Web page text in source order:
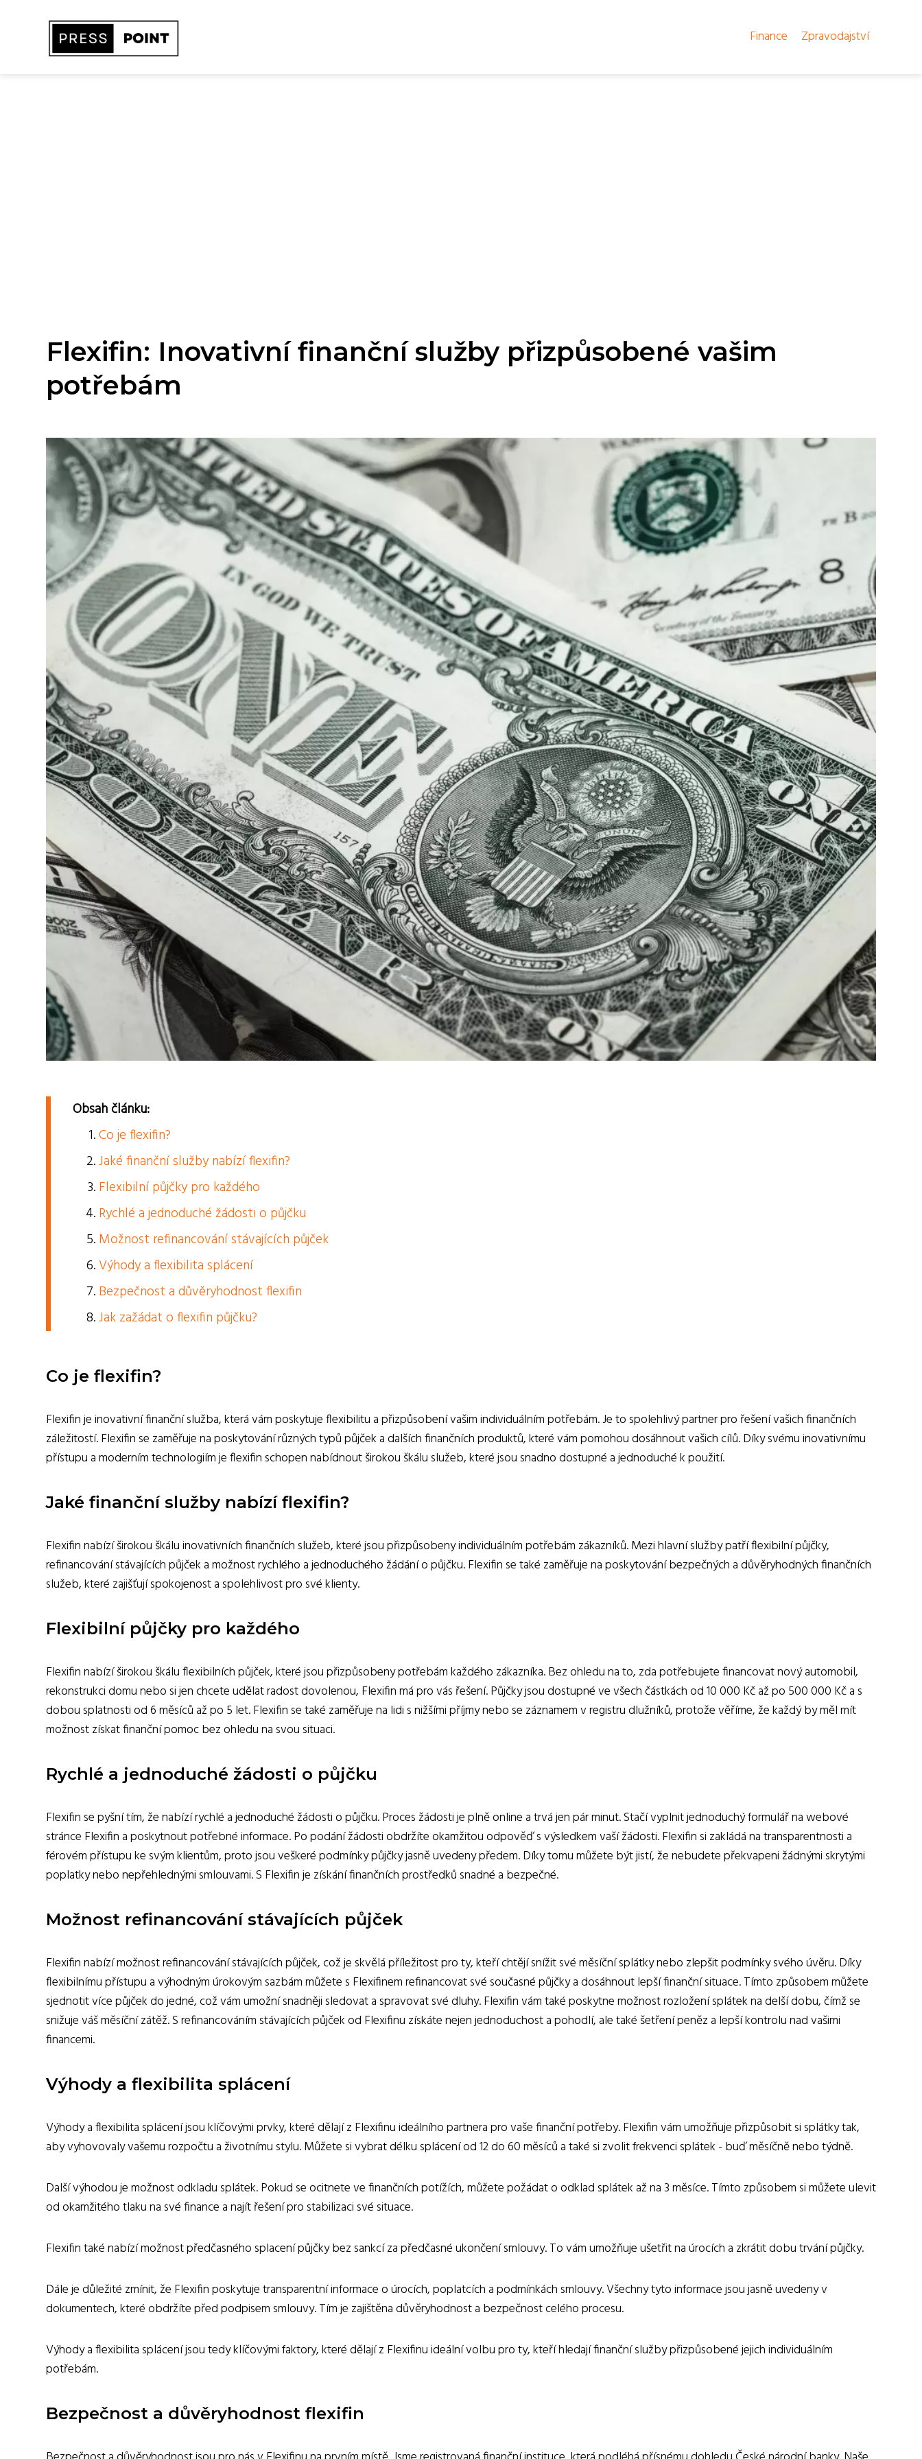
Finance Zpravodajství
Flexifin: Inovativní finanční služby přizpůsobené vašim
potřebám
Obsah článku:
Co je flexifin?
Jaké finanční služby nabízí flexifin?
Flexibilní půjčky pro každého
Rychlé a jednoduché žádosti o půjčku
Možnost refinancování stávajících půjček
Výhody a flexibilita splácení
Bezpečnost a důvěryhodnost flexifin
Jak zažádat o flexifin půjčku?
Co je flexifin?
Flexifin je inovativní finanční služba, která vám poskytuje flexibilitu a přizpůsobení vašim individuálním potřebám. Je to spolehlivý partner pro řešení vašich finančních
záležitostí. Flexifin se zaměřuje na poskytování různých typů půjček a dalších finančních produktů, které vám pomohou dosáhnout vašich cílů. Díky svému inovativnímu
přístupu a moderním technologiím je flexifin schopen nabídnout širokou škálu služeb, které jsou snadno dostupné a jednoduché k použití.
Jaké finanční služby nabízí flexifin?
Flexifin nabízí širokou škálu inovativních finančních služeb, které jsou přizpůsobeny individuálním potřebám zákazníků. Mezi hlavní služby patří flexibilní půjčky,
refinancování stávajících půjček a možnost rychlého a jednoduchého žádání o půjčku. Flexifin se také zaměřuje na poskytování bezpečných a důvěryhodných finančních
služeb, které zajišťují spokojenost a spolehlivost pro své klienty.
Flexibilní půjčky pro každého
Flexifin nabízí širokou škálu flexibilních půjček, které jsou přizpůsobeny potřebám každého zákazníka. Bez ohledu na to, zda potřebujete financovat nový automobil,
rekonstrukci domu nebo si jen chcete udělat radost dovolenou, Flexifin má pro vás řešení. Půjčky jsou dostupné ve všech částkách od 10 000 Kč až po 500 000 Kč a s
dobou splatnosti od 6 měsíců až po 5 let. Flexifin se také zaměřuje na lidi s nižšími příjmy nebo se záznamem v registru dlužníků, protože věříme, že každý by měl mít
možnost získat finanční pomoc bez ohledu na svou situaci.
Rychlé a jednoduché žádosti o půjčku
Flexifin se pyšní tím, že nabízí rychlé a jednoduché žádosti o půjčku. Proces žádosti je plně online a trvá jen pár minut. Stačí vyplnit jednoduchý formulář na webové
stránce Flexifin a poskytnout potřebné informace. Po podání žádosti obdržíte okamžitou odpověď s výsledkem vaší žádosti. Flexifin si zakládá na transparentnosti a
férovém přístupu ke svým klientům, proto jsou veškeré podmínky půjčky jasně uvedeny předem. Díky tomu můžete být jistí, že nebudete překvapeni žádnými skrytými
poplatky nebo nepřehlednými smlouvami. S Flexifin je získání finančních prostředků snadné a bezpečné.
Možnost refinancování stávajících půjček
Flexifin nabízí možnost refinancování stávajících půjček, což je skvělá příležitost pro ty, kteří chtějí snížit své měsíční splátky nebo zlepšit podmínky svého úvěru. Díky
flexibilnímu přístupu a výhodným úrokovým sazbám můžete s Flexifinem refinancovat své současné půjčky a dosáhnout lepší finanční situace. Tímto způsobem můžete
sjednotit více půjček do jedné, což vám umožní snadněji sledovat a spravovat své dluhy. Flexifin vám také poskytne možnost rozložení splátek na delší dobu, čímž se
snižuje váš měsíční zátěž. S refinancováním stávajících půjček od Flexifinu získáte nejen jednoduchost a pohodlí, ale také šetření peněz a lepší kontrolu nad vašimi
financemi.
Výhody a flexibilita splácení
Výhody a flexibilita splácení jsou klíčovými prvky, které dělají z Flexifinu ideálního partnera pro vaše finanční potřeby. Flexifin vám umožňuje přizpůsobit si splátky tak,
aby vyhovovaly vašemu rozpočtu a životnímu stylu. Můžete si vybrat délku splácení od 12 do 60 měsíců a také si zvolit frekvenci splátek - buď měsíčně nebo týdně.
Další výhodou je možnost odkladu splátek. Pokud se ocitnete ve finančních potížích, můžete požádat o odklad splátek až na 3 měsíce. Tímto způsobem si můžete ulevit
od okamžitého tlaku na své finance a najít řešení pro stabilizaci své situace.
Flexifin také nabízí možnost předčasného splacení půjčky bez sankcí za předčasné ukončení smlouvy. To vám umožňuje ušetřit na úrocích a zkrátit dobu trvání půjčky.
Dále je důležité zmínit, že Flexifin poskytuje transparentní informace o úrocích, poplatcích a podmínkách smlouvy. Všechny tyto informace jsou jasně uvedeny v
dokumentech, které obdržíte před podpisem smlouvy. Tím je zajištěna důvěryhodnost a bezpečnost celého procesu.
Výhody a flexibilita splácení jsou tedy klíčovými faktory, které dělají z Flexifinu ideální volbu pro ty, kteří hledají finanční služby přizpůsobené jejich individuálním
potřebám.
Bezpečnost a důvěryhodnost flexifin